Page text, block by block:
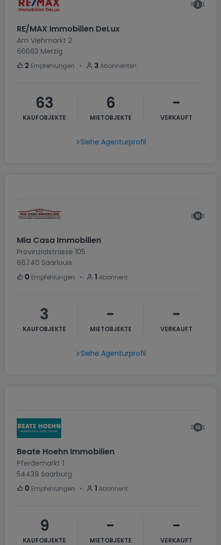
RE/MAX Immobilien DeLux
Am Viehmarkt 2
66663 Merzig
2 Empfehlungen ・ 3 Abonnenten
63
KAUFOBJEKTE
6
MIETOBJEKTE
-
VERKAUFT
Siehe Agenturprofil
Mia Casa Immobilien
Provinzialstrasse 105
66740 Saarlouis
0 Empfehlungen ・ 1 Abonnent
3
KAUFOBJEKTE
-
MIETOBJEKTE
-
VERKAUFT
Siehe Agenturprofil
Beate Hoehn Immobilien
Pferdemarkt 1
54439 Saarburg
0 Empfehlungen ・ 1 Abonnent
9
KAUFOBJEKTE
-
MIETOBJEKTE
-
VERKAUFT